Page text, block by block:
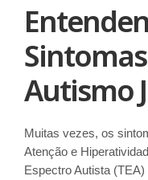
Autismo
Muitas vezes, os
Atenção e
Espectro Autista